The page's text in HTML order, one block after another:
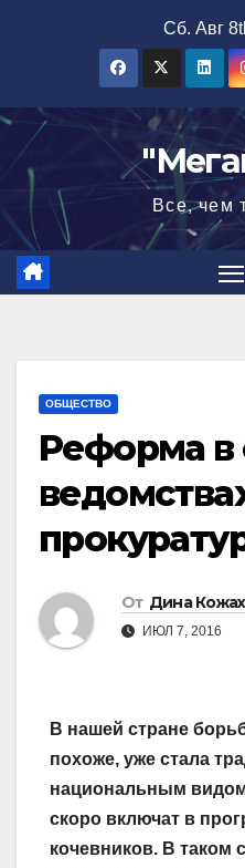
Сб. Авг
Все, чем
ОБЩЕСТВО
Реформа в
От Дина
ИЮЛ 7, 2016
В нашей стране
похоже, уже стала
национальным видом
скоро включат в
кочевников. В таком